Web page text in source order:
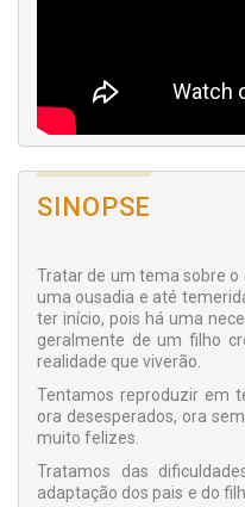
SINOPSE
Tratar de um tema sobre
uma ousadia e até
ter início, pois há uma
geralmente de um filho
realidade que viverão.
Tentamos reproduzir em
ora desesperados, ora
muito felizes.
Tratamos das
adaptação dos pais e do